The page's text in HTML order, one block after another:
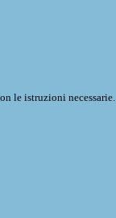
le istruzioni necessarie.